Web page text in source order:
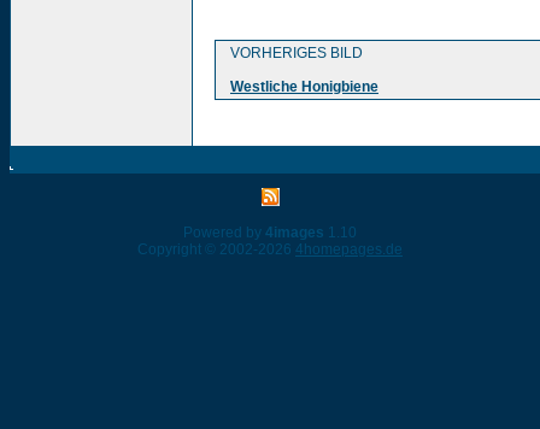
VORHERIGES BILD
Westliche Honigbiene
Powered by 4images 1.10
Copyright © 2002-2026 4homepages.de